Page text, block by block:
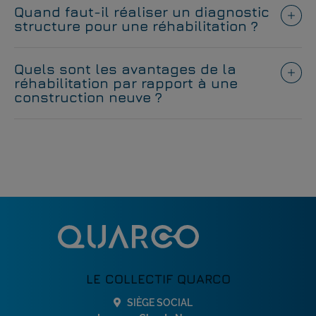
Quand faut-il réaliser un diagnostic
structure pour une réhabilitation ?
Quels sont les avantages de la
réhabilitation par rapport à une
construction neuve ?
LE COLLECTIF QUARCO
SIÈGE SOCIAL